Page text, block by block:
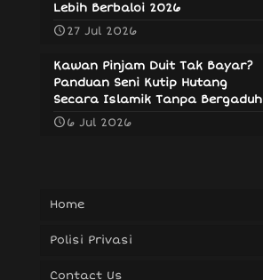
Lebih Berbaloi 2026
27 Jul 2026
Kawan Pinjam Duit Tak Bayar?
Panduan Seni Kutip Hutang
Secara Islamik Tanpa Bergaduh
6 Jul 2026
Home
Polisi Privasi
Contact Us